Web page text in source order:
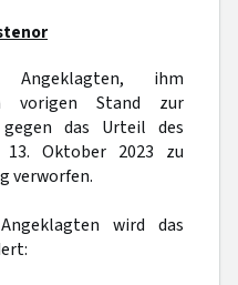
ihm
vorigen Stand zur
das Urteil des
13. Oktober 2023 zu
verworfen.
wird das